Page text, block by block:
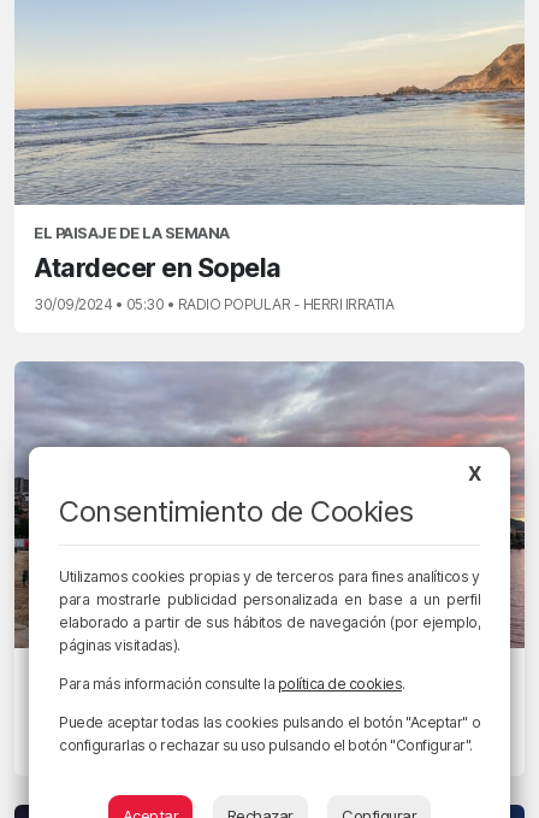
EL PAISAJE DE LA SEMANA
Atardecer en Sopela
30/09/2024 • 05:30 • RADIO POPULAR - HERRI IRRATIA
EL PAISAJE DE LA SEMANA
El Serantes se sonroja
23/09/2024 • 09:26 • RADIO POPULAR - HERRI IRRATIA
X
Consentimiento de Cookies
Utilizamos cookies propias y de terceros para fines analíticos y
para mostrarle publicidad personalizada en base a un perfil
elaborado a partir de sus hábitos de navegación (por ejemplo,
páginas visitadas).
Para más información consulte la política de cookies.
Puede aceptar todas las cookies pulsando el botón "Aceptar" o
configurarlas o rechazar su uso pulsando el botón "Configurar".